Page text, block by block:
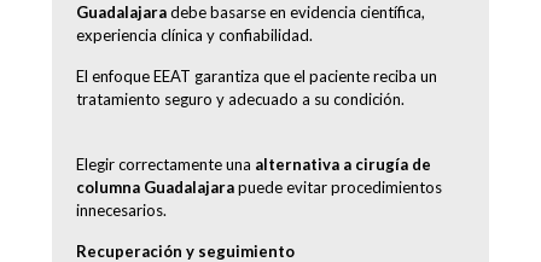
Guadalajaradebe basarse en evidencia científica,
experiencia clínica y confiabilidad.
El enfoque EEAT garantiza que el paciente reciba un
tratamiento seguro y adecuado a su condición.
Elegir correctamente una alternativa a cirugía de
columna Guadalajarapuede evitar procedimientos
innecesarios.
Recuperación y seguimiento